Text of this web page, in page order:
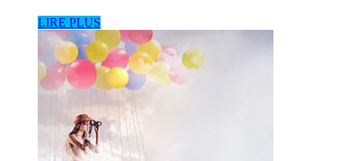
LIRE PLUS